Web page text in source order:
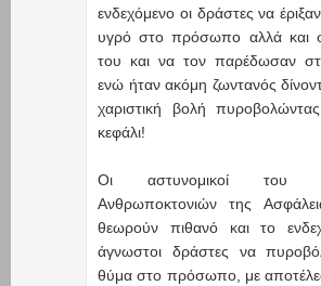
ενδεχόμενο οι δράστες να
υγρό στο πρόσωπο αλλά και
του και να τον παρέδωσαν
ενώ ήταν ακόμη ζωντανός
χαριστική βολή
κεφάλι!
Οι αστυνομικοί του
Ανθρωποκτονιών της
θεωρούν πιθανό και το
άγνωστοι δράστες να
θύμα στο πρόσωπο, με